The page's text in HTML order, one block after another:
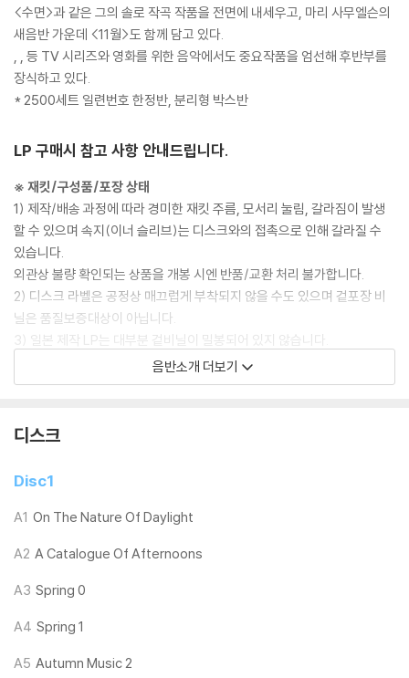
<수면>과 같은 그의 솔로 작곡 작품을 전면에 내세우고, 마리 사무엘슨의
새음반 가운데 <11월>도 함께 담고 있다.
, , 등 TV 시리즈와 영화를 위한 음악에서도 중요작품을 엄선해 후반부를
장식하고 있다.
* 2500세트 일련번호 한정반, 분리형 박스반
LP 구매시 참고 사항 안내드립니다.
※ 재킷/구성품/포장 상태
1) 제작/배송 과정에 따라 경미한 재킷 주름, 모서리 눌림, 갈라짐이 발생
할 수 있으며 속지(이너 슬리브)는 디스크와의 접촉으로 인해 갈라질 수
있습니다.
외관상 불량 확인되는 상품을 개봉 시엔 반품/교환 처리 불가합니다.
2) 디스크 라벨은 공정상 매끄럽게 부착되지 않을 수도 있으며 겉포장 비
닐은 품질보증대상이 아닙니다.
3) 일본 제작 LP는 대부분 겉비닐이 밀봉되어 있지 않습니다.
4) 디지털 다운로드 코드는 본사에서 공지 없이 증정 종료될 수 있습니다.
1) 침압 조절 기능이 없는 턴테이블을 사용하시는 경우, (주로 올인원 형태
모델) 다이내믹 사운드의 편차가 큰 트랙을 재생할 때 이상 현상이 발생할
수 있습니다.
하니 침압 조절이 가능한 기기에서 재생하실 것을 권유 드립니다.
다. 전용 제품으로 이를 제거하면 대부분 해결됩니다.
3) 바늘에 먼지가 쌓이는 경우에도 재생이 원활하지 않을 수 있습니다.
※ 디스크 외관 불량
렁거리거나 휘어지는 경우가 있습니다.
음반소개 더보기
디스크
Disc1
A1 On The Nature Of Daylight
A2 A Catalogue Of Afternoons
A3 Spring 0
A4 Spring 1
A5 Autumn Music 2